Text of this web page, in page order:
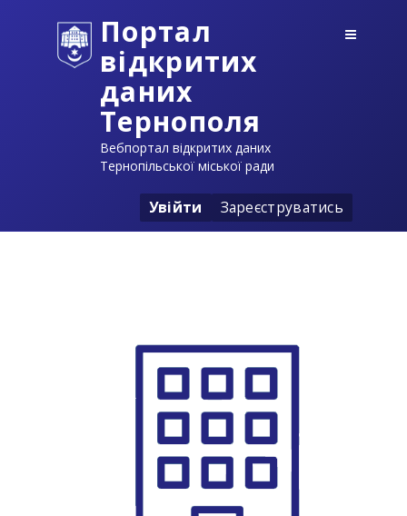
Портал
відкритих
даних
Тернополя
Вебпортал відкритих даних
Тернопільської міської ради
Увійти Зареєструватись